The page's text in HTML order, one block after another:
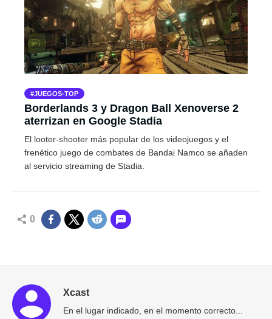
JUEGOS-TOP
Borderlands 3 y Dragon Ball Xenoverse 2
aterrizan en Google Stadia
El looter-shooter más popular de los videojuegos y el
frenético juego de combates de Bandai Namco se añaden
al servicio streaming de Stadia.
0
Xcast
En el lugar indicado, en el momento correcto...